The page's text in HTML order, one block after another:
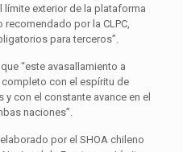
límite exterior de la plataforma
por la CLPC,
para terceros”.
“este avasallamiento a
con el espíritu de
con el constante avance en el
naciones”.
por el SHOA chileno